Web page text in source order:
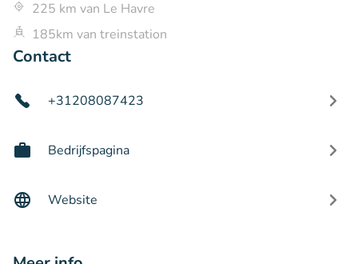
225 km van Le Havre
185km van treinstation
Contact
+31208087423
Bedrijfspagina
Website